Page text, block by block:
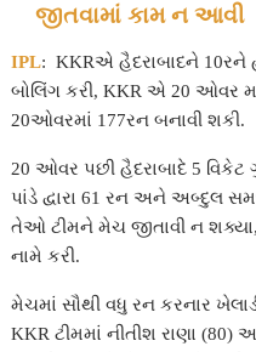
p
g
e
r
g
e
l
જીતવામાં કામ ન આવી
IPL: KKRએ હૈદરાબાદને 10રને
બોલિંગ કરી, KKR એ 20 ઓવર
20ઓવરમાં 177રન બનાવી શકી.
20 ઓવર પછી હૈદરાબાદે 5 વિકેટ
પાંડે દ્વારા 61 રન અને અબ્દુલ
તેઓ ટીમને મેચ જીતાવી ન
નામે કરી.
મેચમાં સૌથી વધુ રન કરનાર
KKR ટીમમાં નીતીશ રાણા (80)